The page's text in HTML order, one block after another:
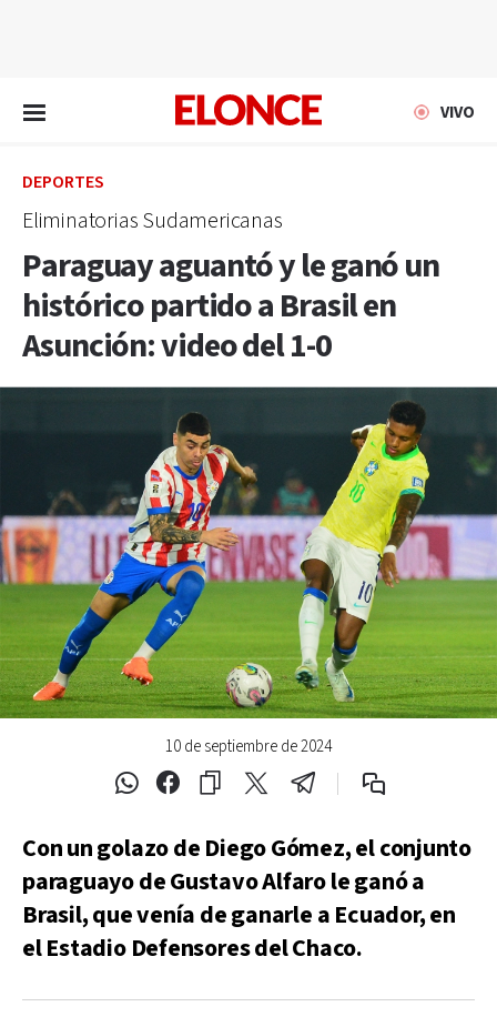
VIVO
DEPORTES
Eliminatorias Sudamericanas
Paraguay aguantó y le ganó un
histórico partido a Brasil en
Asunción: video del 1-0
10 de septiembre de 2024
Con un golazo de Diego Gómez, el conjunto
paraguayo de Gustavo Alfaro le ganó a
Brasil, que venía de ganarle a Ecuador, en
el Estadio Defensores del Chaco.